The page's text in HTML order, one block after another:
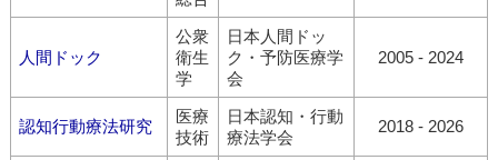
人間ドック
公衆
衛生
学
日本人間ドッ
ク・予防医療学
会
2005 - 2024
認知行動療法研究
医療
技術
日本認知・行動
療法学会
2018 - 2026